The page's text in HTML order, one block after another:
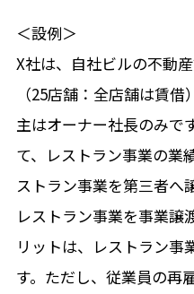
＜設例＞
X社は、自社ビルの不動
（25店舗：全店舗は賃
主はオーナー社長のみ
て、レストラン事業の業
ストラン事業を第三者へ
レストラン事業を事業譲
リットは、レストラン事
す。ただし、従業員の再